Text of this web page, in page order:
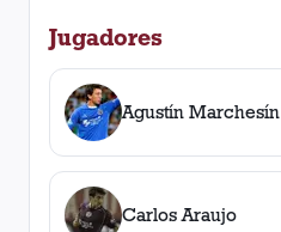
Jugadores
Agustín Marchesín
Carlos Araujo